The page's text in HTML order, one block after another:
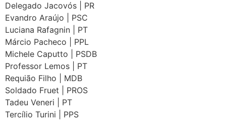
Delegado Jacovós | PR
Evandro Araújo | PSC
Luciana Rafagnin | PT
Márcio Pacheco | PPL
Michele Caputto | PSDB
Professor Lemos | PT
Requião Filho | MDB
Soldado Fruet | PROS
Tadeu Veneri | PT
Tercílio Turini | PPS